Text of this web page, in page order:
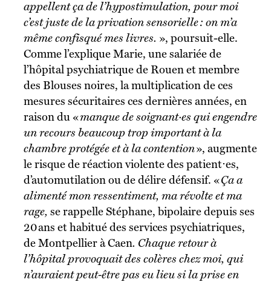
appellent ça de l’hypostimulation, pour moi
c’est juste de la privation sensorielle : on m’a
même confisqué mes livres. », poursuit-elle.
Comme l’explique Marie, une salariée de
l’hôpital psychiatrique de Rouen et membre
des Blouses noires, la multiplication de ces
mesures sécuritaires ces dernières années, en
raison du «manque de soignant·es qui engendre
un recours beaucoup trop important à la
chambre protégée et à la contention», augmente
le risque de réaction violente des patient⋅es,
d’automutilation ou de délire défensif. «Ça a
alimenté mon ressentiment, ma révolte et ma
rage, se rappelle Stéphane, bipolaire depuis ses
20 ans et habitué des services psychiatriques,
de Montpellier à Caen. Chaque retour à
l’hôpital provoquait des colères chez moi, qui
n’auraient peut-être pas eu lieu si la prise en